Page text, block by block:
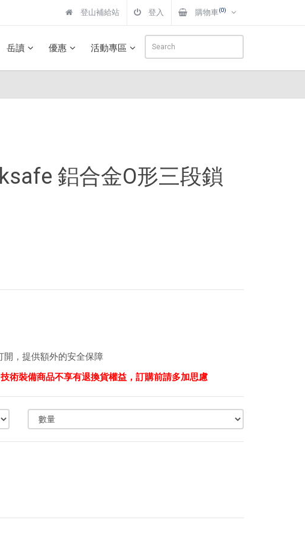
登山補給站 登入 購物車(0)
岳讀 優惠 活動專區
鋁合金O形三段鎖
開，提供額外的安全保障
術裝備商品不享有退換貨權益，訂購前請多加思慮